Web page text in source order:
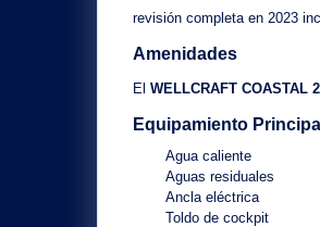
revisión completa en 2023
Amenidades
El WELLCRAFT COASTAL
Equipamiento Principal
Agua caliente
Aguas residuales
Ancla eléctrica
Toldo de cockpit